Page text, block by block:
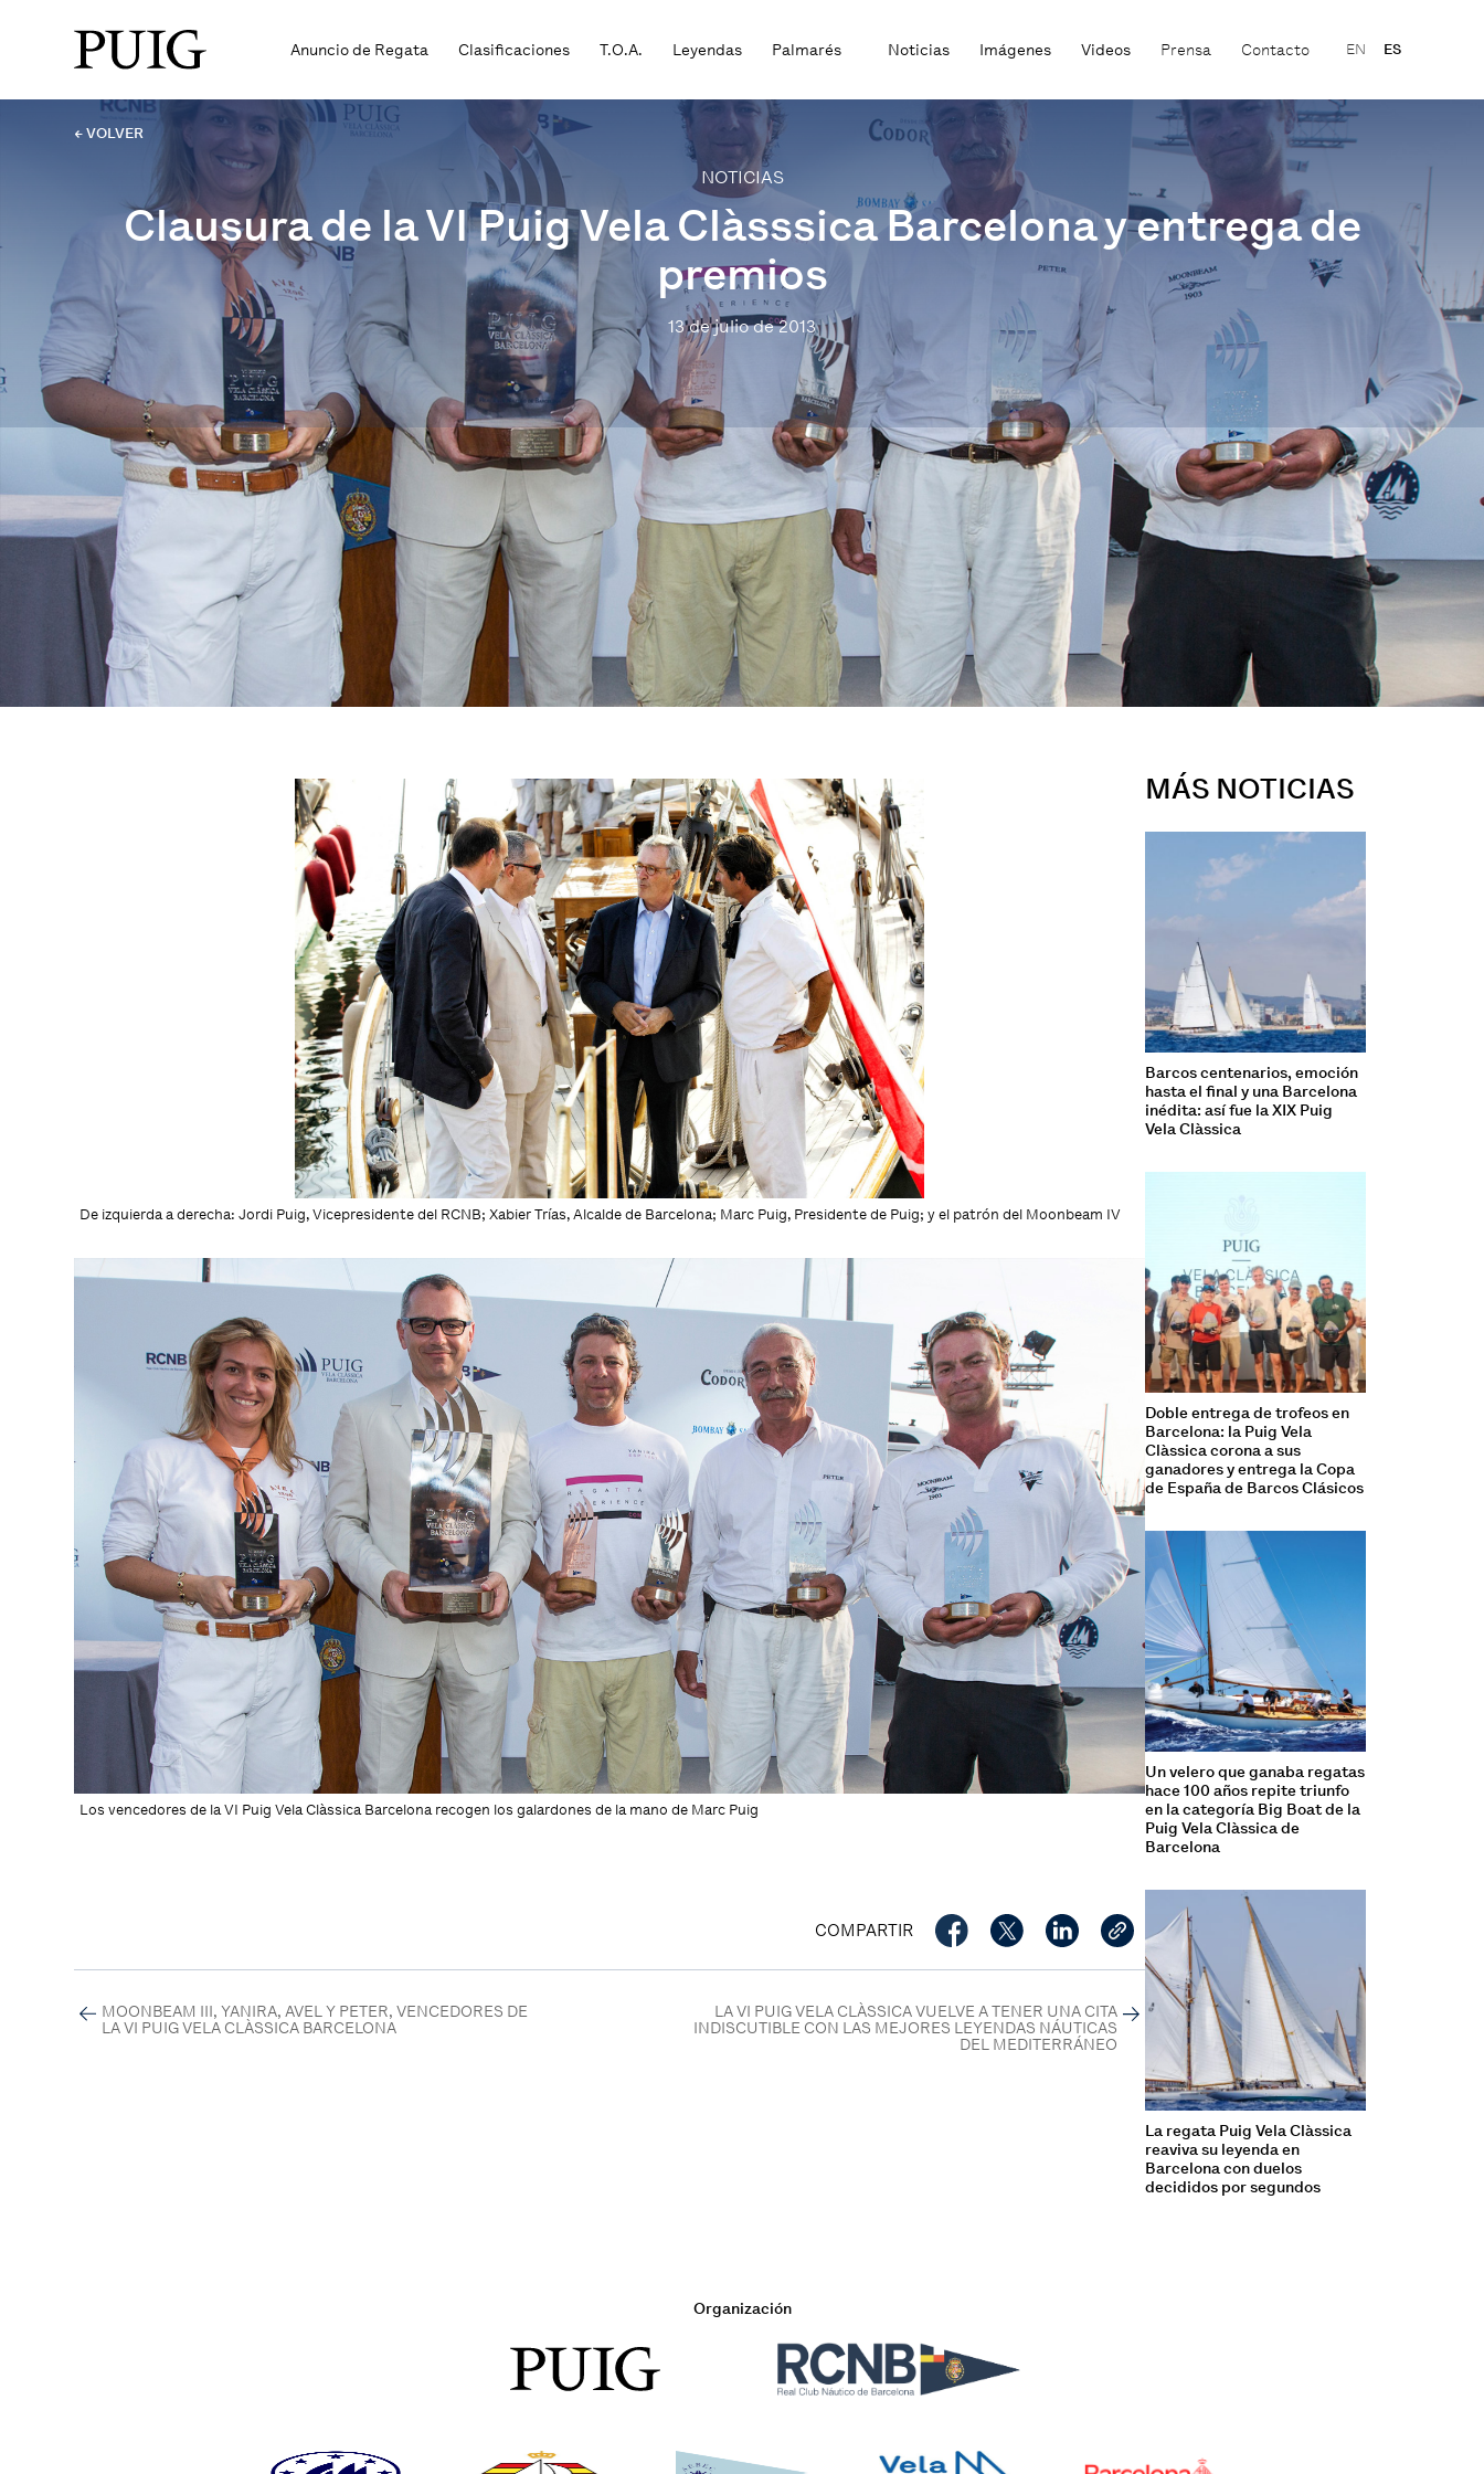
Anuncio de Regata Clasificaciones T.O.A. Leyendas Palmarés Noticias Imágenes Videos Prensa Contacto EN ES
← VOLVER
NOTICIAS
Clausura de la VI Puig Vela Clàsssica Barcelona y entrega de
premios
13 de julio de 2013
De izquierda a derecha: Jordi Puig, Vicepresidente del RCNB; Xabier Trías, Alcalde de Barcelona; Marc Puig, Presidente de Puig; y el patrón del Moonbeam IV
Los vencedores de la VI Puig Vela Clàssica Barcelona recogen los galardones de la mano de Marc Puig
COMPARTIR
MOONBEAM III, YANIRA, AVEL Y PETER, VENCEDORES DE
LA VI PUIG VELA CLÀSSICA BARCELONA
LA VI PUIG VELA CLÀSSICA VUELVE A TENER UNA CITA
INDISCUTIBLE CON LAS MEJORES LEYENDAS NÁUTICAS
DEL MEDITERRÁNEO
MÁS NOTICIAS
Barcos centenarios, emoción
hasta el final y una Barcelona
inédita: así fue la XIX Puig
Vela Clàssica
Doble entrega de trofeos en
Barcelona: la Puig Vela
Clàssica corona a sus
ganadores y entrega la Copa
de España de Barcos Clásicos
Un velero que ganaba regatas
hace 100 años repite triunfo
en la categoría Big Boat de la
Puig Vela Clàssica de
Barcelona
La regata Puig Vela Clàssica
reaviva su leyenda en
Barcelona con duelos
decididos por segundos
Organización